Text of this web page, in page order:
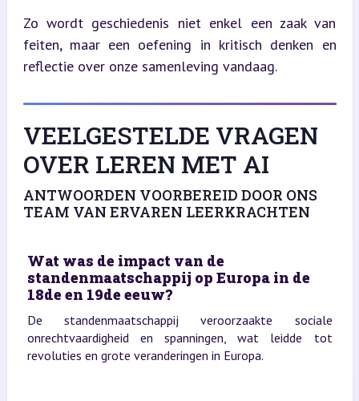
Zo wordt geschiedenis niet enkel een zaak van
feiten, maar een oefening in kritisch denken en
reflectie over onze samenleving vandaag.
VEELGESTELDE VRAGEN
OVER LEREN MET AI
ANTWOORDEN VOORBEREID DOOR ONS
TEAM VAN ERVAREN LEERKRACHTEN
Wat was de impact van de
standenmaatschappij op Europa in de
18de en 19de eeuw?
De standenmaatschappij veroorzaakte sociale
onrechtvaardigheid en spanningen, wat leidde tot
revoluties en grote veranderingen in Europa.